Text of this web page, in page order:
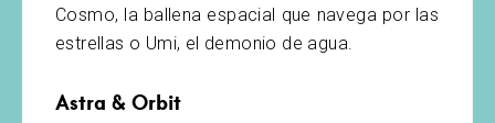
Cosmo, la ballena espacial que navega por las
estrellas o Umi, el demonio de agua.
Astra & Orbit